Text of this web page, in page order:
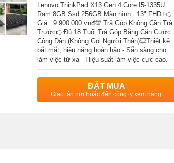
Lenovo ThinkPad X13 Gen 4 Core I5-1335U
Ram 8GB Ssd 256GB Màn hình : 13" FHD+👉
Giá : 9.900.000 vnđ💯 Trả Góp Không Cần Trả
Trước👉Đủ 18 Tuổi Trả Góp Bằng Căn Cước
Công Dân (Không Gọi Người Thân)💥Thiết kế
bắt mắt, hiệu năng hoàn hảo - Sẵn sàng cho
làm việc từ xa - Hiệu suất làm việc cực cao.
ĐẶT MUA
Giao tận nơi hoặc đến công ty xem hàng